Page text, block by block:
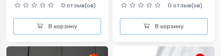
0 отзыв(ов)
В корзину
0 отзыв(ов)
В корзину